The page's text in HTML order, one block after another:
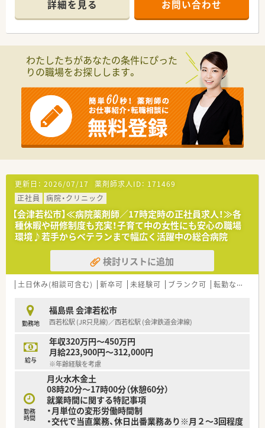
総合科目として多岐にわたる診療科から幅広く応需しておりま
す。
■現場は薬剤師4名と事務スタッフ3名の体制で運営されてお
【法人特徴について】
■東日本を中心に約200店舗の調剤薬局を展開しており、医療の
需要がある地域へ積極的に出店を続ける安定成長企業でござい
ます。
■薬局事業のほかに全31の介護施設も運営しており、在宅医療
や多職種連携といった先進的な地域包括ケアに注力していま
す。
■「よろこばれて、よろこぶ」という理念のもと、患者さまの喜び
を自らの喜びと感じられる豊かな人間力の育成を目指していま
【こんな方にオススメ】
■ワークライフバランスを重視したい方にとって、希望休の取得
しやすさと残業の少なさは非常に大きなメリットとしてお勧め
です。
■総合病院の門前で幅広い科目の処方に触れることで、短期間の
うちに薬剤師としての実践力を格段に高めたい方に最適な環境
です。
■結婚や出産などのライフイベントを経ても、キャリアを断絶す
ることなく全国の店舗網を活かして長く働き続けたい方に適し
ます。
詳細を見る お問い合わせ
わたしたちがあなたの条件にぴった
りの職場をお探しします。
更新日： 2026/07/17 薬剤師求人ID： 171469
正社員
病院・クリニック
【会津若松市】≪病院薬剤師／17時定時の正社員求人！≫各
種休暇や研修制度も充実！子育て中の女性にも安心の職場
環境♪若手からベテランまで幅広く活躍中の総合病院
検討リストに追加
土日休み(相談可含む) 新卒可 未経験可 ブランク可 転勤なし
勤務地
福島県 会津若松市
西若松駅 (JR只見線)／西若松駅 (会津鉄道会津線)
給与
年収320万円～450万円
月給223,900円～312,000円
※年齢経験を考慮
勤務
時間
月火水木金土
08時20分〜17時00分（休憩60分）
就業時間に関する特記事項
・月単位の変形労働時間制
・交代で当直業務、休日出番業務あり※月２～3回程度